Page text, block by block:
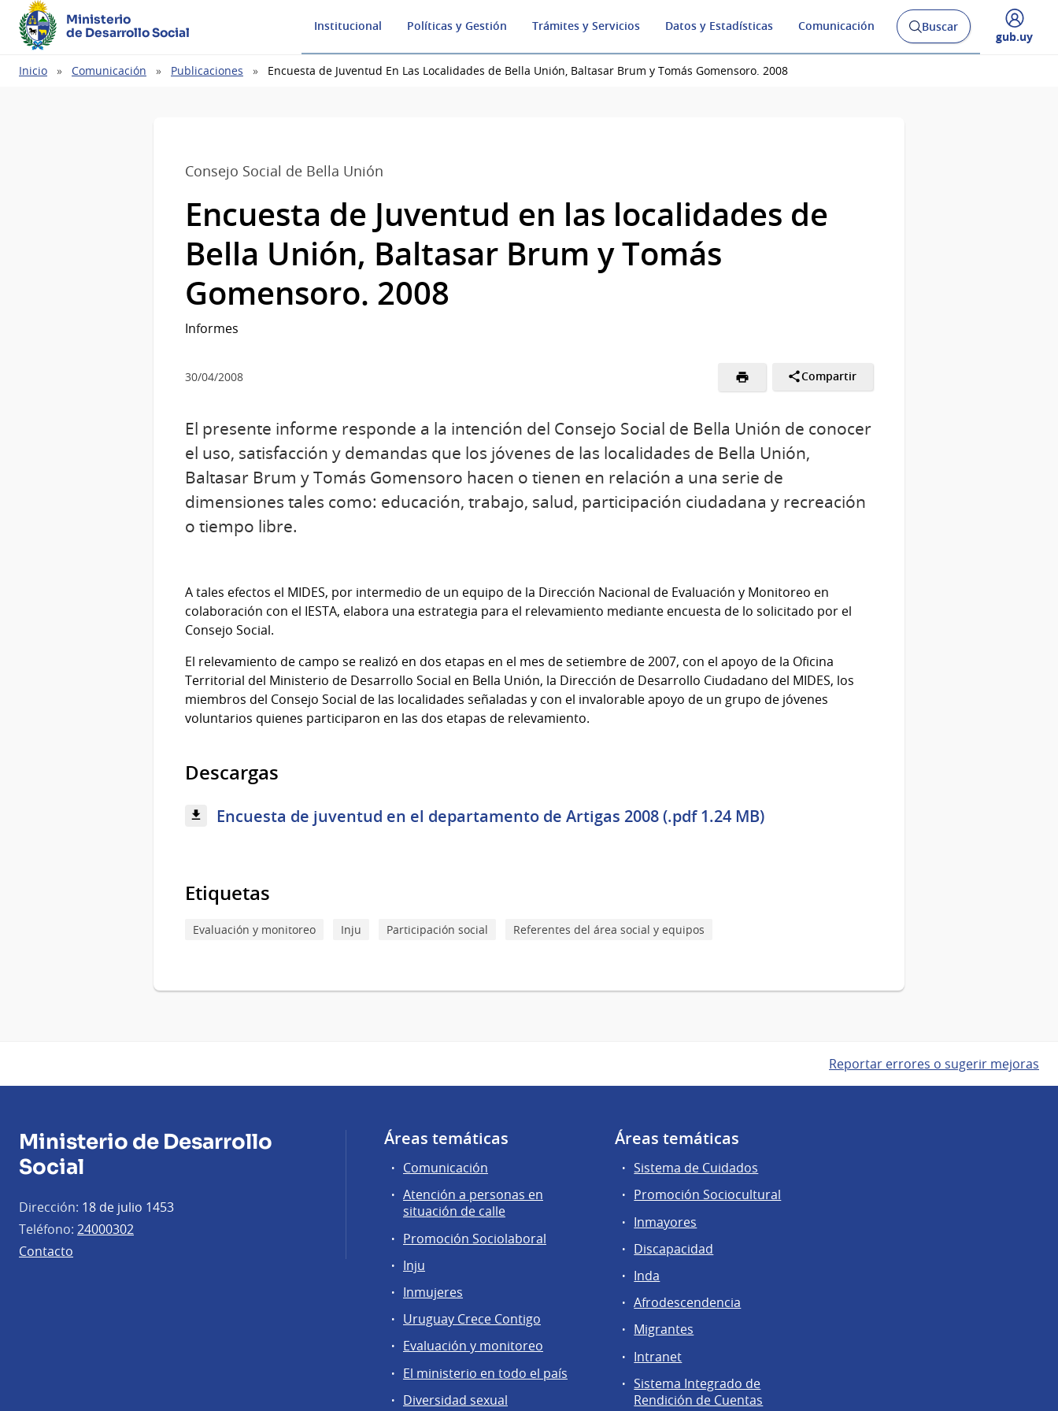
Ministerio
de Desarrollo Social
Institucional Políticas y Gestión Trámites y Servicios Datos y Estadísticas Comunicación
Abrir
buscador
Buscar
Desplegar
gub.uy
Ruta
Inicio Comunicación Publicaciones Encuesta de Juventud En Las Localidades de Bella Unión, Baltasar Brum y Tomás Gomensoro. 2008
Consejo Social de Bella Unión
Encuesta de Juventud en las localidades de
Bella Unión, Baltasar Brum y Tomás
Gomensoro. 2008
Informes
30/04/2008 Compartir
El presente informe responde a la intención del Consejo Social de Bella Unión de conocer
el uso, satisfacción y demandas que los jóvenes de las localidades de Bella Unión,
Baltasar Brum y Tomás Gomensoro hacen o tienen en relación a una serie de
dimensiones tales como: educación, trabajo, salud, participación ciudadana y recreación
o tiempo libre.
A tales efectos el MIDES, por intermedio de un equipo de la Dirección Nacional de Evaluación y Monitoreo en
colaboración con el IESTA, elabora una estrategia para el relevamiento mediante encuesta de lo solicitado por el
Consejo Social.
El relevamiento de campo se realizó en dos etapas en el mes de setiembre de 2007, con el apoyo de la Oficina
Territorial del Ministerio de Desarrollo Social en Bella Unión, la Dirección de Desarrollo Ciudadano del MIDES, los
miembros del Consejo Social de las localidades señaladas y con el invalorable apoyo de un grupo de jóvenes
voluntarios quienes participaron en las dos etapas de relevamiento.
Descargas
Encuesta de juventud en el departamento de Artigas 2008 (.pdf 1.24 MB)
Etiquetas
Evaluación y monitoreo Inju Participación social Referentes del área social y equipos
Reportar errores o sugerir mejoras
Ministerio de Desarrollo
Social
Dirección: 18 de julio 1453
Teléfono: 24000302
Contacto
Áreas temáticas
Comunicación
Atención a personas en
situación de calle
Promoción Sociolaboral
Inju
Inmujeres
Uruguay Crece Contigo
Evaluación y monitoreo
El ministerio en todo el país
Diversidad sexual
Áreas temáticas
Sistema de Cuidados
Promoción Sociocultural
Inmayores
Discapacidad
Inda
Afrodescendencia
Migrantes
Intranet
Sistema Integrado de
Rendición de Cuentas